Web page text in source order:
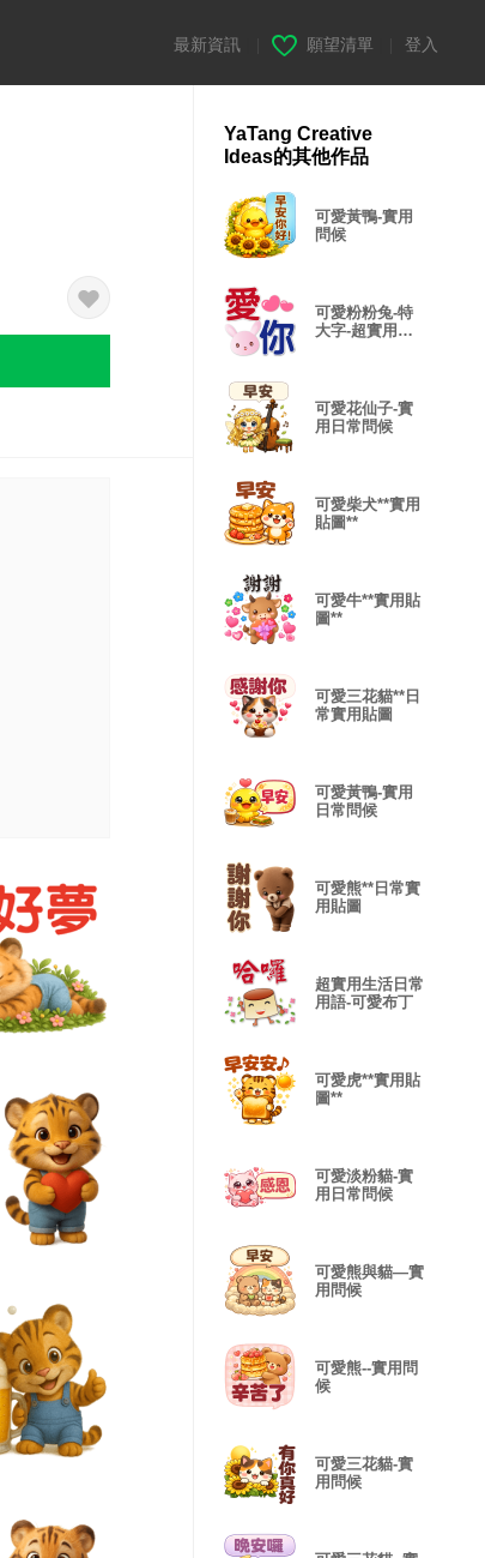
最新資訊 願望清單 登入
YaTang Creative
Ideas的其他作品
可愛黃鴨-實用
問候
可愛粉粉兔-特
大字-超實用日
可愛花仙子-實
用日常問候
可愛柴犬**實用
貼圖**
可愛牛**實用貼
圖**
可愛三花貓**日
常實用貼圖
可愛黃鴨-實用
日常問候
可愛熊**日常實
用貼圖
超實用生活日常
用語-可愛布丁
可愛虎**實用貼
圖**
可愛淡粉貓-實
用日常問候
可愛熊與貓—實
用問候
可愛熊--實用問
候
可愛三花貓-實
用問候